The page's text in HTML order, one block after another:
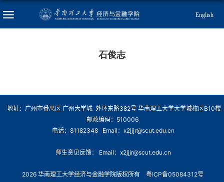
English
石俊志
地址：广州市番禺区 广州大学城 外环东路382号 华南理工大学大学城校区B10楼
邮政编码：510006
电话：81182348 Email：x2jjjr@scut.edu.cn
师生意见反馈： Email：x2jjjr@scut.edu.cn
2026 华南理工大学经济与金融学院版权所有 粤ICP备05084312号